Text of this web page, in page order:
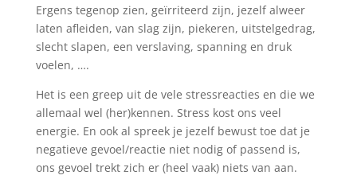
Ergens tegenop zien, geïrriteerd zijn, jezelf alweer
laten afleiden, van slag zijn, piekeren, uitstelgedrag,
slecht slapen, een verslaving, spanning en druk
voelen, ….
Het is een greep uit de vele stressreacties en die we
allemaal wel (her)kennen. Stress kost ons veel
energie. En ook al spreek je jezelf bewust toe dat je
negatieve gevoel/reactie niet nodig of passend is,
ons gevoel trekt zich er (heel vaak) niets van aan.